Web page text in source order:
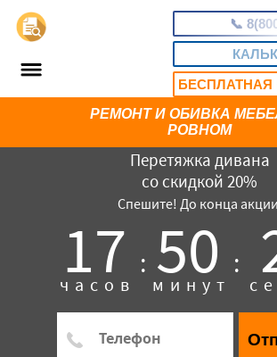
📞
БЕСПЛАТНАЯ
Перетяжка дивана
со скидкой 20%
Спешите! До конца
17 :
часов 50 :
минут
РЕМОНТ И ОБИВКА
РОВНОМ